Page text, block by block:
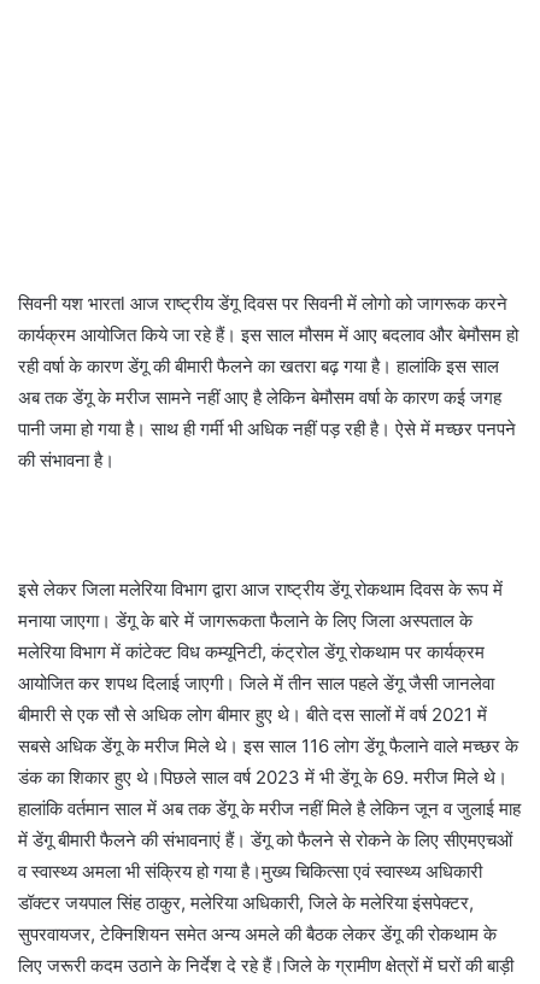
सिवनी यश भारतl आज राष्ट्रीय डेंगू दिवस पर सिवनी में लोगो को जागरूक करने
कार्यक्रम आयोजित किये जा रहे हैं। इस साल मौसम में आए बदलाव और बेमौसम हो
रही वर्षा के कारण डेंगू की बीमारी फैलने का खतरा बढ़ गया है। हालांकि इस साल
अब तक डेंगू के मरीज सामने नहीं आए है लेकिन बेमौसम वर्षा के कारण कई जगह
पानी जमा हो गया है। साथ ही गर्मी भी अधिक नहीं पड़ रही है। ऐसे में मच्छर पनपने
की संभावना है।
इसे लेकर जिला मलेरिया विभाग द्वारा आज राष्ट्रीय डेंगू रोकथाम दिवस के रूप में
मनाया जाएगा। डेंगू के बारे में जागरूकता फैलाने के लिए जिला अस्पताल के
मलेरिया विभाग में कांटेक्ट विध कम्यूनिटी, कंट्रोल डेंगू रोकथाम पर कार्यक्रम
आयोजित कर शपथ दिलाई जाएगी। जिले में तीन साल पहले डेंगू जैसी जानलेवा
बीमारी से एक सौ से अधिक लोग बीमार हुए थे। बीते दस सालों में वर्ष 2021 में
सबसे अधिक डेंगू के मरीज मिले थे। इस साल 116 लोग डेंगू फैलाने वाले मच्छर के
डंक का शिकार हुए थे।पिछले साल वर्ष 2023 में भी डेंगू के 69. मरीज मिले थे।
हालांकि वर्तमान साल में अब तक डेंगू के मरीज नहीं मिले है लेकिन जून व जुलाई माह
में डेंगू बीमारी फैलने की संभावनाएं हैं। डेंगू को फैलने से रोकने के लिए सीएमएचओं
व स्वास्थ्य अमला भी संक्रिय हो गया है।मुख्य चिकित्सा एवं स्वास्थ्य अधिकारी
डॉक्टर जयपाल सिंह ठाकुर, मलेरिया अधिकारी, जिले के मलेरिया इंसपेक्टर,
सुपरवायजर, टेक्निशियन समेत अन्य अमले की बैठक लेकर डेंगू की रोकथाम के
लिए जरूरी कदम उठाने के निर्देश दे रहे हैं।जिले के ग्रामीण क्षेत्रों में घरों की बाड़ी